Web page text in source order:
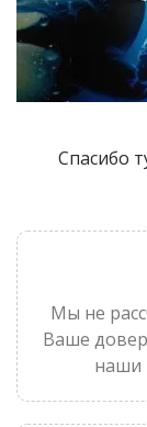
Мы не
Ваше
наши
Спасибо